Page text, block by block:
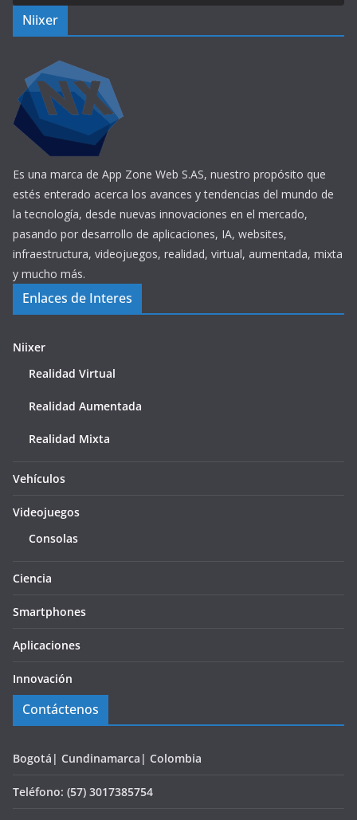
Niixer
Es una marca de App Zone Web S.AS, nuestro propósito que
estés enterado acerca los avances y tendencias del mundo de
la tecnología, desde nuevas innovaciones en el mercado,
pasando por desarrollo de aplicaciones, IA, websites,
infraestructura, videojuegos, realidad, virtual, aumentada, mixta
y mucho más.
Enlaces de Interes
Niixer
Realidad Virtual
Realidad Aumentada
Realidad Mixta
Vehículos
Videojuegos
Consolas
Ciencia
Smartphones
Aplicaciones
Innovación
Contáctenos
Bogotá| Cundinamarca| Colombia
Teléfono: (57) 3017385754